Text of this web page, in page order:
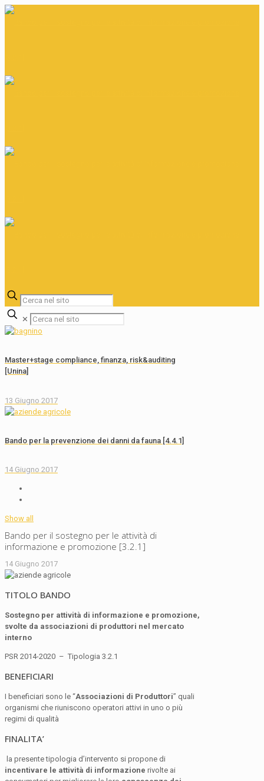
✕
Master+stage compliance, finanza, risk&auditing
[Unina]
13 Giugno 2017
Bando per la prevenzione dei danni da fauna [4.4.1]
14 Giugno 2017
Show all
Bando per il sostegno per le attività di
informazione e promozione [3.2.1]
14 Giugno 2017
TITOLO BANDO
Sostegno per attività di informazione e promozione,
svolte da associazioni di produttori nel mercato
interno
PSR 2014-2020 – Tipologia 3.2.1
BENEFICIARI
I beneficiari sono le “Associazioni di Produttori” quali
organismi che riuniscono operatori attivi in uno o più
regimi di qualità
FINALITA’
la presente tipologia d’intervento si propone di
incentivare le attività di informazione rivolte ai